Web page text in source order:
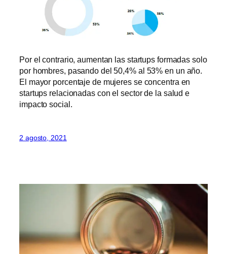
Por el contrario, aumentan las startups formadas solo
por hombres, pasando del 50,4% al 53% en un año.
El mayor porcentaje de mujeres se concentra en
startups relacionadas con el sector de la salud e
impacto social.
2 agosto, 2021